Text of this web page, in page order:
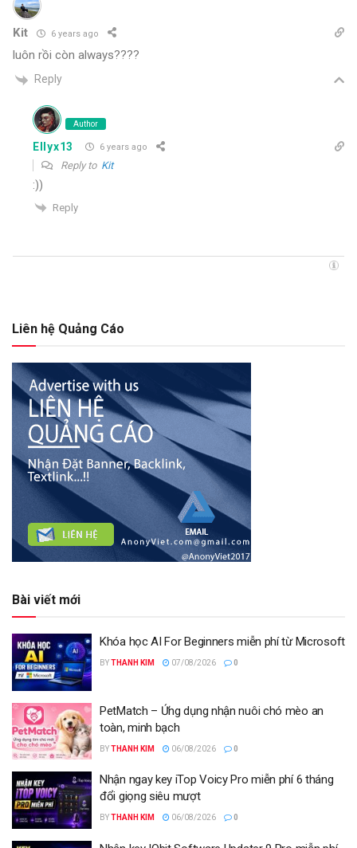
Kit 6 years ago
luôn rồi còn always????
Reply
Author
Ellyx13 6 years ago
Reply to Kit
:))
Reply
Liên hệ Quảng Cáo
Bài viết mới
Khóa học AI For Beginners miễn phí từ Microsoft
BYTHANH KIM 07/08/2026 0
PetMatch – Ứng dụng nhận nuôi chó mèo an
toàn, minh bạch
BYTHANH KIM 06/08/2026 0
Nhận ngay key iTop Voicy Pro miễn phí 6 tháng
đổi giọng siêu mượt
BYTHANH KIM 06/08/2026 0